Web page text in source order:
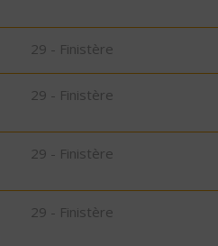
29 - Finistère
29 - Finistère
29 - Finistère
29 - Finistère